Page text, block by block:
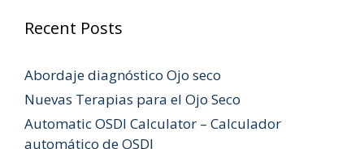
Recent Posts
Abordaje diagnóstico Ojo seco
Nuevas Terapias para el Ojo Seco
Automatic OSDI Calculator – Calculador
automático de OSDI